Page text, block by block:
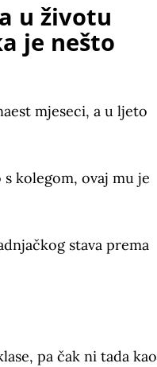
u životu
je nešto
mjeseci, a u ljeto
kolegom, ovaj mu je
stava prema
pa čak ni tada kao